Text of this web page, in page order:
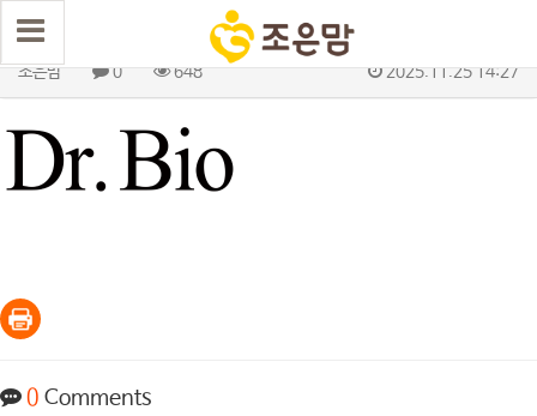
닥터바이오
조은맘 0 648 2025.11.25 14:27
0 Comments